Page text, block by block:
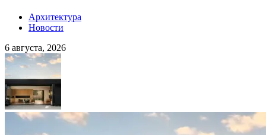
Архитектура
Новости
6 августа, 2026